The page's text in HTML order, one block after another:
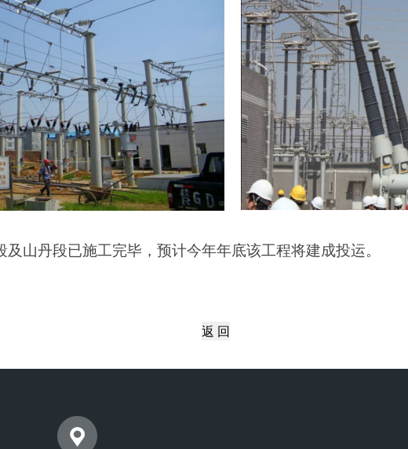
及山丹段已施工完毕，预计今年年底该工程将建成投运。